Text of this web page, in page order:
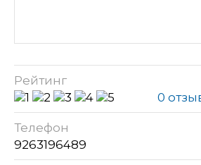
Рейтинг
0
Телефон
9263196489